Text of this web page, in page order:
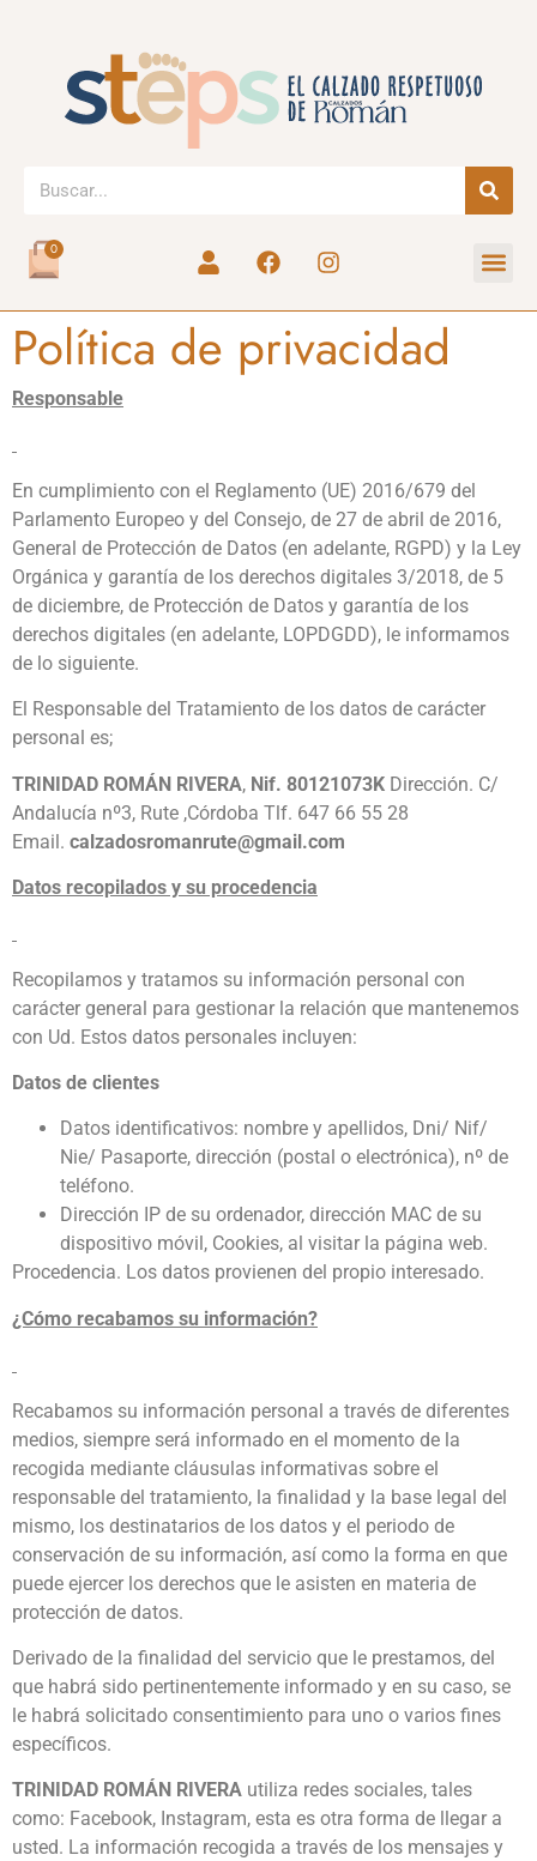
0
Política de privacidad
Responsable
En cumplimiento con el Reglamento (UE) 2016/679 del
Parlamento Europeo y del Consejo, de 27 de abril de 2016,
General de Protección de Datos (en adelante, RGPD) y la Ley
Orgánica y garantía de los derechos digitales 3/2018, de 5
de diciembre, de Protección de Datos y garantía de los
derechos digitales (en adelante, LOPDGDD), le informamos
de lo siguiente.
El Responsable del Tratamiento de los datos de carácter
personal es;
TRINIDAD ROMÁN RIVERA, Nif. 80121073K Dirección. C/
Andalucía nº3, Rute ,Córdoba Tlf. 647 66 55 28
Email. calzadosromanrute@gmail.com
Datos recopilados y su procedencia
Recopilamos y tratamos su información personal con
carácter general para gestionar la relación que mantenemos
con Ud. Estos datos personales incluyen:
Datos de clientes
Datos identificativos: nombre y apellidos, Dni/ Nif/
Nie/ Pasaporte, dirección (postal o electrónica), nº de
teléfono.
Dirección IP de su ordenador, dirección MAC de su
dispositivo móvil, Cookies, al visitar la página web.
Procedencia. Los datos provienen del propio interesado.
¿Cómo recabamos su información?
Recabamos su información personal a través de diferentes
medios, siempre será informado en el momento de la
recogida mediante cláusulas informativas sobre el
responsable del tratamiento, la finalidad y la base legal del
mismo, los destinatarios de los datos y el periodo de
conservación de su información, así como la forma en que
puede ejercer los derechos que le asisten en materia de
protección de datos.
Derivado de la finalidad del servicio que le prestamos, del
que habrá sido pertinentemente informado y en su caso, se
le habrá solicitado consentimiento para uno o varios fines
específicos.
TRINIDAD ROMÁN RIVERA utiliza redes sociales, tales
como: Facebook, Instagram, esta es otra forma de llegar a
usted. La información recogida a través de los mensajes y